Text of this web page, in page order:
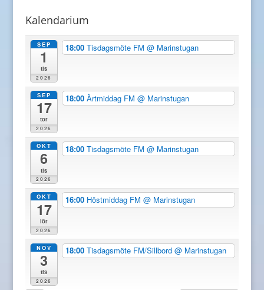
Kalendarium
SEP
1
tis
2026
18:00Tisdagsmöte FM@ Marinstugan
SEP
17
tor
2026
18:00Ärtmiddag FM@ Marinstugan
OKT
6
tis
2026
18:00Tisdagsmöte FM@ Marinstugan
OKT
17
lör
2026
16:00 Höstmiddag FM@ Marinstugan
NOV
3
tis
2026
18:00Tisdagsmöte FM/Sillbord@ Marinstugan